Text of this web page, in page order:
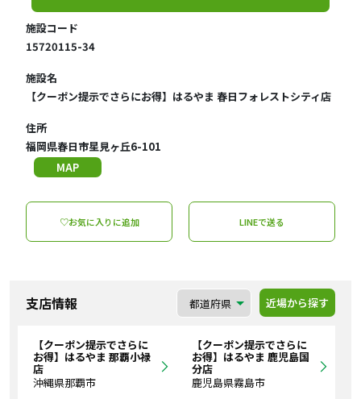
施設コード
15720115-34
施設名
【クーポン提示でさらにお得】はるやま 春日フォレストシティ店
住所
福岡県春日市星見ヶ丘6-101
MAP
♡お気に入りに追加 LINEで送る
支店情報 近場から探す
【クーポン提示でさらに
お得】はるやま 那覇小禄
店
沖縄県那覇市
【クーポン提示でさらに
お得】はるやま 鹿児島国
分店
鹿児島県霧島市